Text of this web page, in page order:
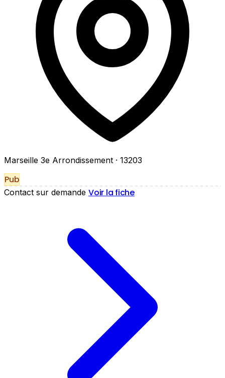
Marseille 3e Arrondissement · 13203
Pub
Contact sur demande Voir la fiche